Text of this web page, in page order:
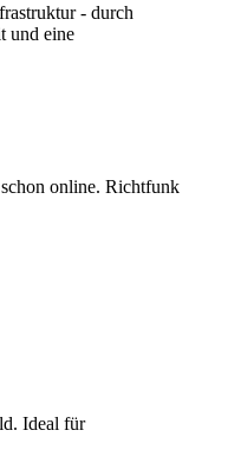
- durch
und eine
online. Richtfunk
Ideal für